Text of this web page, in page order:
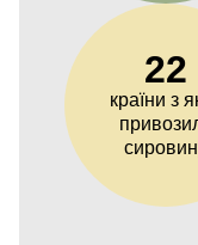
22
країни з